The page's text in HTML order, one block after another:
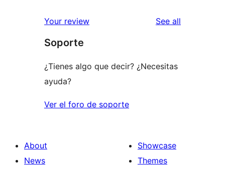
reviews
star
reviews
Your review See all
Soporte
¿Tienes algo que decir? ¿Necesitas
ayuda?
Ver el foro de soporte
About
News
Showcase
Themes